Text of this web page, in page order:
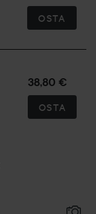
OSTA
38,80 €
OSTA